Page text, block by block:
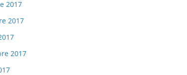
2017
2017
2017